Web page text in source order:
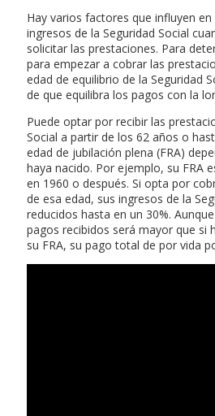
Hay varios factores que influyen
ingresos de la Seguridad Social
solicitar las prestaciones. Para
para empezar a cobrar las
edad de equilibrio de la Seguridad
de que equilibra los pagos con la
Puede optar por recibir las
Social a partir de los 62 años o
edad de jubilación plena (FRA)
haya nacido. Por ejemplo, su FRA
en 1960 o después. Si opta por
de esa edad, sus ingresos de la
reducidos hasta en un 30%.
pagos recibidos será mayor que si
su FRA, su pago total de por vida